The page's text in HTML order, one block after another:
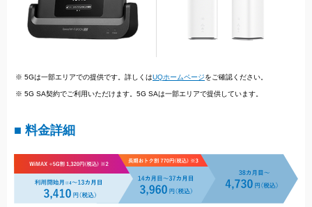
※ 5Gは一部エリアでの提供です。詳しくはUQホームページをご確認ください。
※ 5G SA契約でご利用いただけます。5G SAは一部エリアで提供しています。
■ 料金詳細